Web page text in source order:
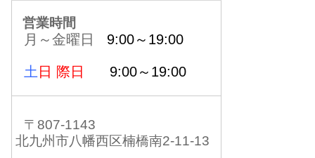
営業時間
月～金曜日 9:00～19:00
土 日 際日 9:00～19:00
〒807-1143
北九州市八幡西区楠橋南2-11-13